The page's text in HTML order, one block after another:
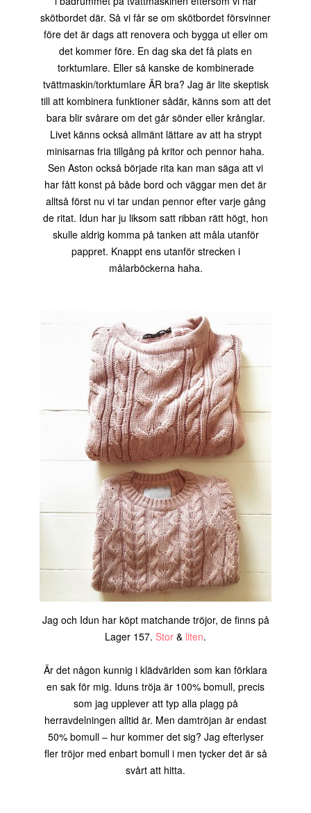
skötbordet där. Så vi får se om skötbordet försvinner
före det är dags att renovera och bygga ut eller om
det kommer före. En dag ska det få plats en
torktumlare. Eller så kanske de kombinerade
tvättmaskin/torktumlare ÄR bra? Jag är lite skeptisk
till att kombinera funktioner sådär, känns som att det
bara blir svårare om det går sönder eller krånglar.
Livet känns också allmänt lättare av att ha strypt
minisarnas fria tillgång på kritor och pennor haha.
Sen Aston också började rita kan man säga att vi
har fått konst på både bord och väggar men det är
alltså först nu vi tar undan pennor efter varje gång
de ritat. Idun har ju liksom satt ribban rätt högt, hon
skulle aldrig komma på tanken att måla utanför
pappret. Knappt ens utanför strecken i
målarböckerna haha.
Jag och Idun har köpt matchande tröjor, de finns på
Lager 157. Stor & liten.
Är det någon kunnig i klädvärlden som kan förklara
en sak för mig. Iduns tröja är 100% bomull, precis
som jag upplever att typ alla plagg på
herravdelningen alltid är. Men damtröjan är endast
50% bomull – hur kommer det sig? Jag efterlyser
fler tröjor med enbart bomull i men tycker det är så
svårt att hitta.